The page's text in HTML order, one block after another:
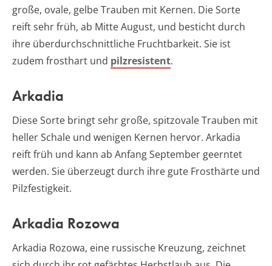
große, ovale, gelbe Trauben mit Kernen. Die Sorte
reift sehr früh, ab Mitte August, und besticht durch
ihre überdurchschnittliche Fruchtbarkeit. Sie ist
zudem frosthart und pilzresistent.
Arkadia
Diese Sorte bringt sehr große, spitzovale Trauben mit
heller Schale und wenigen Kernen hervor. Arkadia
reift früh und kann ab Anfang September geerntet
werden. Sie überzeugt durch ihre gute Frosthärte und
Pilzfestigkeit.
Arkadia Rozowa
Arkadia Rozowa, eine russische Kreuzung, zeichnet